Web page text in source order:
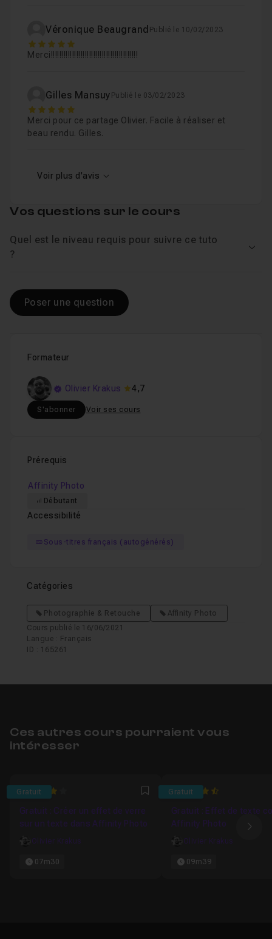
Véronique Beaugrand Publié le 10/02/2023
5
Merci!!!!!!!!!!!!!!!!!!!!!!!!!!!!!!!!!!!!!!!!!
Gilles Mansuy Publié le 03/02/2023
5
Merci pour ce partage Olivier. Facile à réaliser et
beau rendu. Gilles.
Voir plus d'avis
Formateur
Olivier Krakus 4,7
S'abonner Voir ses cours
Prérequis
Affinity Photo
Débutant
Accessibilité
Sous-titres français (autogénérés)
Catégories
Photographie & Retouche
Affinity Photo
Cours publié le 16/06/2021
Langue : Français
ID : 165261
Vos questions sur le cours
Quel est le niveau requis pour suivre ce tuto
?
Poser une question
Ces autres cours pourraient vous
intéresser
Gratuit
4 Favori
Gratuit : Créer un effet de verre
sur un texte dans Affinity Photo
Olivier Krakus
07m30
Gratuit
4.6315789473684
Gratuit : Effet de texte
Affinity Photo
Olivier Krakus
09m39